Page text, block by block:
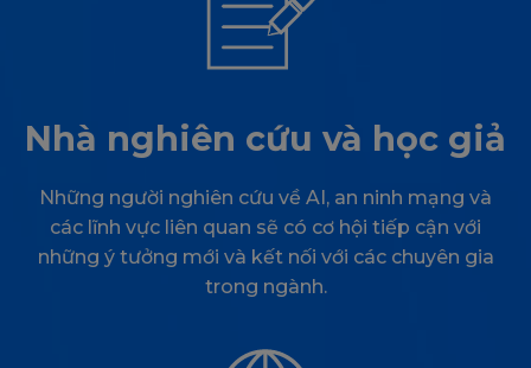
Nhà nghiên cứu và học giả
Những người nghiên cứu về AI, an ninh mạng và
các lĩnh vực liên quan sẽ có cơ hội tiếp cận với
những ý tưởng mới và kết nối với các chuyên gia
trong ngành.